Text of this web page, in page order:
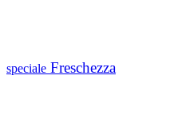
speciale Freschezza